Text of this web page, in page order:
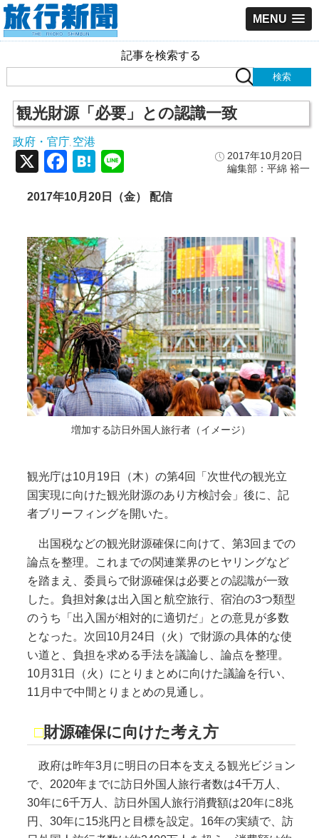
MENU
記事を検索する
観光財源「必要」との認識一致
政府・官庁 空港
2017年10月20日
編集部：平綿 裕一
X Facebook
Hatena
2017年10月20日（金） 配信
増加する訪日外国人旅行者（イメージ）
観光庁は10月19日（木）の第4回「次世代の観光立
国実現に向けた観光財源のあり方検討会」後に、記
者ブリーフィングを開いた。
出国税などの観光財源確保に向けて、第3回までの
論点を整理。これまでの関連業界のヒヤリングなど
を踏まえ、委員らで財源確保は必要との認識が一致
した。負担対象は出入国と航空旅行、宿泊の3つ類型
のうち「出入国が相対的に適切だ」との意見が多数
となった。次回10月24日（火）で財源の具体的な使
い道と、負担を求める手法を議論し、論点を整理。
10月31日（火）にとりまとめに向けた議論を行い、
11月中で中間とりまとめの見通し。
□財源確保に向けた考え方
政府は昨年3月に明日の日本を支える観光ビジョン
で、2020年までに訪日外国人旅行者数は4千万人、
30年に6千万人、訪日外国人旅行消費額は20年に8兆
円、30年に15兆円と目標を設定。16年の実績で、訪